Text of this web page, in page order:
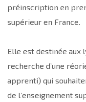
préinscription en
supérieur en France.
Elle est destinée aux
recherche d’une
apprenti) qui
de l’enseignement